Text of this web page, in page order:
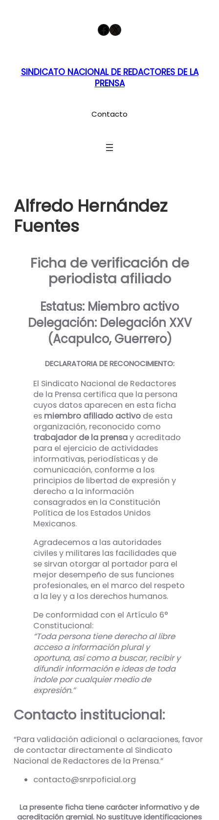
Facebook X
SINDICATO NACIONAL DE REDACTORES DE LA
PRENSA
Contacto
Alfredo Hernández
Fuentes
Ficha de verificación de
periodista afiliado
Estatus: Miembro activo
Delegación: Delegación XXV
(Acapulco, Guerrero)
DECLARATORIA DE RECONOCIMIENTO:
El Sindicato Nacional de Redactores
de la Prensa certifica que la persona
cuyos datos aparecen en esta ficha
es miembro afiliado activo de esta
organización, reconocido como
trabajador de la prensay acreditado
para el ejercicio de actividades
informativas, periodísticas y de
comunicación, conforme a los
principios de libertad de expresión y
derecho a la información
consagrados en la Constitución
Política de los Estados Unidos
Mexicanos.
Agradecemos a las autoridades
civiles y militares las facilidades que
se sirvan otorgar al portador para el
mejor desempeño de sus funciones
profesionales, en el marco del respeto
a la ley y a los derechos humanos.
De conformidad con el Artículo 6°
Constitucional:
“Toda persona tiene derecho al libre
acceso a información plural y
oportuna, así como a buscar, recibir y
difundir información e ideas de toda
índole por cualquier medio de
expresión.”
Contacto institucional:
“Para validación adicional o aclaraciones, favor
de contactar directamente al Sindicato
Nacional de Redactores de la Prensa.”
contacto@snrpoficial.org
La presente ficha tiene carácter informativo y de
acreditación gremial. No sustituye identificaciones